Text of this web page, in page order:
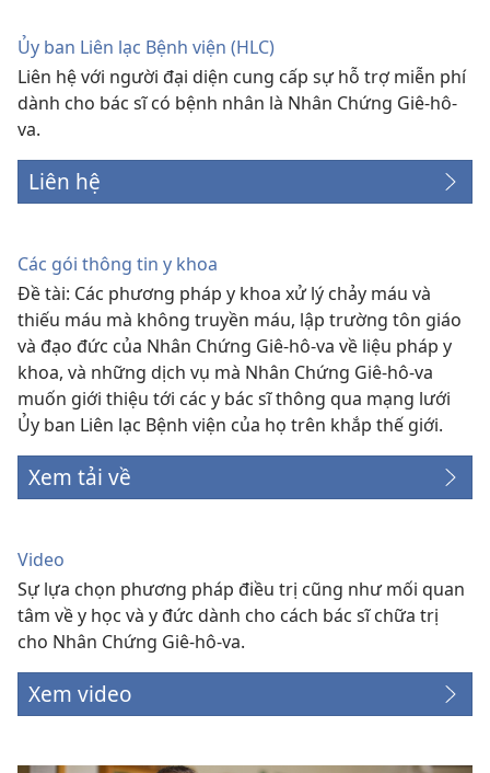
Ủy ban Liên lạc Bệnh viện (HLC)
Liên hệ với người đại diện cung cấp sự hỗ trợ miễn phí
dành cho bác sĩ có bệnh nhân là Nhân Chứng Giê-hô-
va.
Liên hệ
Các gói thông tin y khoa
Đề tài: Các phương pháp y khoa xử lý chảy máu và
thiếu máu mà không truyền máu, lập trường tôn giáo
và đạo đức của Nhân Chứng Giê-hô-va về liệu pháp y
khoa, và những dịch vụ mà Nhân Chứng Giê-hô-va
muốn giới thiệu tới các y bác sĩ thông qua mạng lưới
Ủy ban Liên lạc Bệnh viện của họ trên khắp thế giới.
Xem tải về
Video
Sự lựa chọn phương pháp điều trị cũng như mối quan
tâm về y học và y đức dành cho cách bác sĩ chữa trị
cho Nhân Chứng Giê-hô-va.
Xem video